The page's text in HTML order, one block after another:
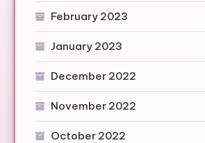
February 2023
January 2023
December 2022
November 2022
October 2022